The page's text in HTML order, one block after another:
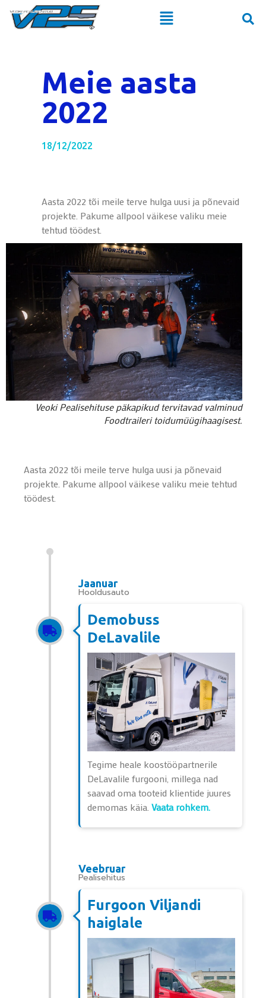
Meie aasta
2022
18/12/2022
Aasta 2022 tõi meile terve hulga uusi ja põnevaid
projekte. Pakume allpool väikese valiku meie
tehtud töödest.
Veoki Pealisehituse päkapikud tervitavad valminud
Foodtraileri toidumüügihaagisest.
Aasta 2022 tõi meile terve hulga uusi ja põnevaid
projekte. Pakume allpool väikese valiku meie tehtud
töödest.
Jaanuar
Hooldusauto
Demobuss
DeLavalile
Tegime heale koostööpartnerile
DeLavalile furgooni, millega nad
saavad oma tooteid klientide juures
demomas käia. Vaata rohkem.
Veebruar
Pealisehitus
Furgoon Viljandi
haiglale